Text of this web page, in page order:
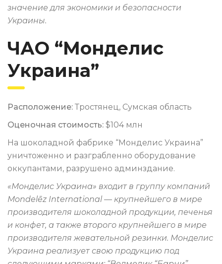
значение для экономики и безопасности
Украины.
ЧАО “Монделис
Украина”
Расположение: Тростянец, Сумская область
Оценочная стоимость: $104 млн
На шоколадной фабрике “Монделис Украина”
уничтоженно и разграбленно оборудование
оккупантами, разрушено админздание.
«Монделис Украина» входит в группу компаний
Mondelēz International — крупнейшего в мире
производителя шоколадной продукции, печенья
и конфет, а также второго крупнейшего в мире
производителя жевательной резинки. Монделис
Украина реализует свою продукцию под